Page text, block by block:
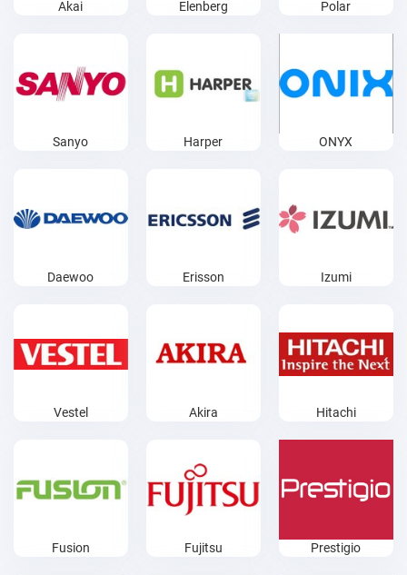
Akai Elenberg Polar
Sanyo Harper ONYX
Daewoo Erisson Izumi
Vestel Akira Hitachi
Fusion Fujitsu Prestigio